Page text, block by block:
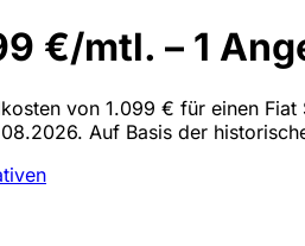
€/mtl. – 1
von 1.099 € für einen
Auf Basis der